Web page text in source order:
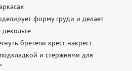
форму груди и делает
бретели крест-накрест
и стержнями для